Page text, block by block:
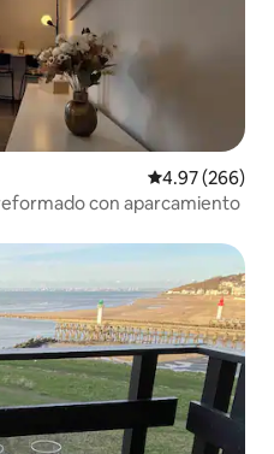
Calificación
4.97 (266)
con aparcamiento